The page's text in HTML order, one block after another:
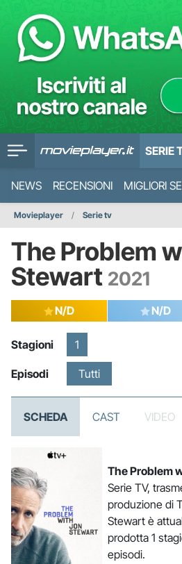
SERIE
NEWS RECENSIONI MIGLIORI
Movieplayer Serie tv
The Problem
Stewart 2021
N/D N/D
Stagioni 1
Episodi Tutti
SCHEDA CAST VIDEO
The Problem
Serie TV,
produzione di
Stewart è
prodotta 1
episodi.